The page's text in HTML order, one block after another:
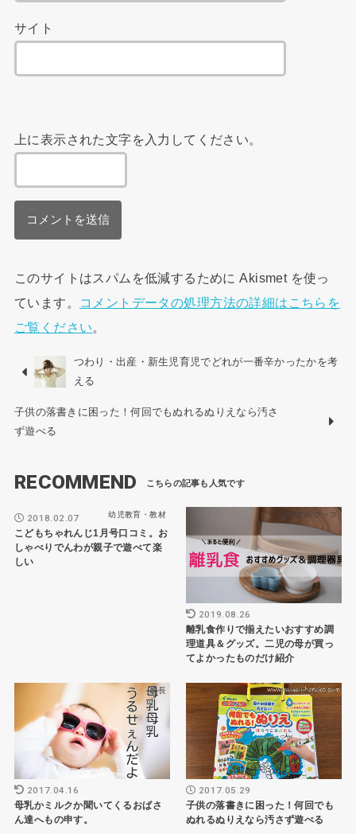
サイト
上に表示された文字を入力してください。
このサイトはスパムを低減するために Akismet を使っ
ています。
コメントデータの処理方法の詳細はこちらを
ご覧ください。
つわり・出産・新生児育児でどれが一番辛かったかを考
える
子供の落書きに困った！何回でもぬれるぬりえなら汚さ
ず遊べる
RECOMMEND
幼児教育・教材
2018.02.07
こどもちゃれんじ1月号口コミ。お
しゃべりでんわが親子で遊べて楽
しい
おすすめグッズ
2019.08.26
離乳食作りで揃えたいおすすめ調
理道具＆グッズ。二児の母が買っ
てよかったものだけ紹介
成長
2017.04.16
母乳かミルクか聞いてくるおばさ
ん達へもの申す。
おすすめグッズ
2017.05.29
子供の落書きに困った！何回でも
ぬれるぬりえなら汚さず遊べる